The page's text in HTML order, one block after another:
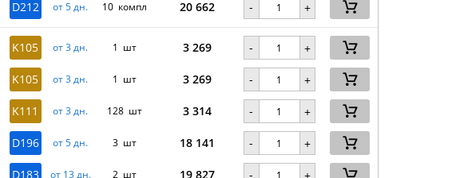
D212 от 5 дн. 10 компл 20 662 - +
K105 от 3 дн. 1 шт 3 269 - +
K105 от 3 дн. 1 шт 3 269 - +
K111 от 3 дн. 128 шт 3 314 - +
D196 от 5 дн. 3 шт 18 141 - +
D183 от 13 дн. 2 шт 19 827 -